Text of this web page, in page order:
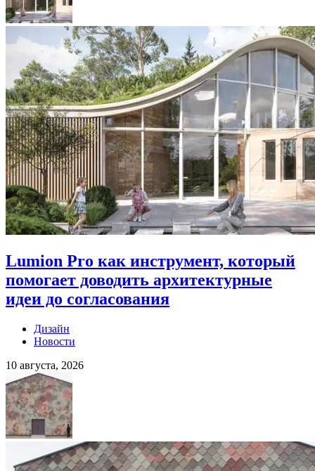
Lumion Pro как инструмент, который
помогает доводить архитектурные
идеи до согласования
Дизайн
Новости
10 августа, 2026